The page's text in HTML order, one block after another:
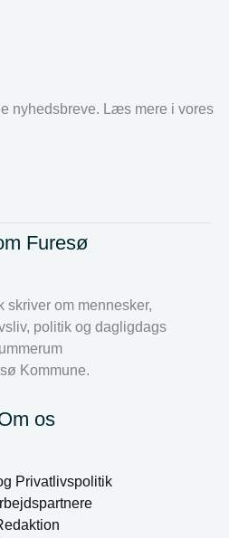
nyhedsbreve. Læs mere i vores
Furesø
skriver om mennesker,
politik og dagligdags
Kommune.
os
Privatlivspolitik